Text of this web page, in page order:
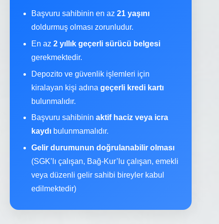
Başvuru sahibinin en az 21 yaşını
doldurmuş olması zorunludur.
En az 2 yıllık geçerli sürücü belgesi
gerekmektedir.
Depozito ve güvenlik işlemleri için
kiralayan kişi adına geçerli kredi kartı
bulunmalıdır.
Başvuru sahibinin aktif haciz veya icra
kaydı bulunmamalıdır.
Gelir durumunun doğrulanabilir olması
(SGK’lı çalışan, Bağ-Kur’lu çalışan, emekli
veya düzenli gelir sahibi bireyler kabul
edilmektedir)